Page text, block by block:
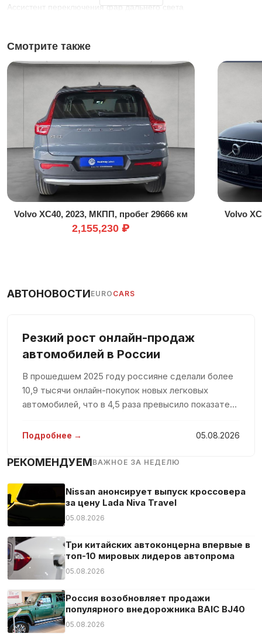
Ассистент переключения фар дальнего света
Аудиосистема
Багажник на крыше
Безбликовые фары дальнего света
Бесключевой доступ
Бортовой компьютер
Ветровое стекло с подогревом
Всесезонные шины
Гарантия
Голосовое управление
Датчик дождя
Датчик освещенности
Динамический контроль шасси
Иммобилайзер
Комплект громкой связи
Контроль давления в шинах
Контроль полосы движения
В машине не курили
Омыватель фар
Подлокотник
Подогрев сидений
Противотуманная фара
Распознавание дорожных знаков
Светодиодные фары
Сенсорный экран
Смотрите также
Volvo XC40, 2023, МКПП, пробег 29666 км
2,155,230 ₽
Volvo
АВТОНОВОСТИEURO CARS
Резкий рост онлайн-продаж
автомобилей в России
В прошедшем 2025 году россияне сделали более
10,9 тысячи онлайн-покупок новых легковых
автомобилей, что в 4,5 раза превысило показатель
представлены в исследовании агентства Smart
Подробнее → 05.08.2026
РЕКОМЕНДУЕМВАЖНОЕ ЗА НЕДЕЛЮ
Nissan анонсирует выпуск кроссовера
за цену Lada Niva Travel
05.08.2026
Три китайских автоконцерна впервые в
топ-10 мировых лидеров автопрома
05.08.2026
Россия возобновляет продажи
популярного внедорожника BAIC BJ40
05.08.2026